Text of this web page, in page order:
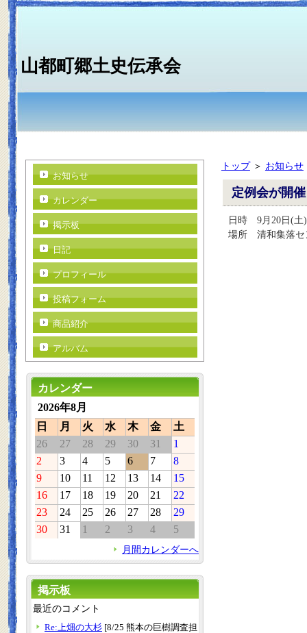
山都町郷土史伝承会
トップ＞ お知らせ
定例会が開
日時 9月20日(土)
場所 清和集落セ
お知らせ
カレンダー
掲示板
日記
プロフィール
投稿フォーム
商品紹介
アルバム
カレンダー
2026年8月
日
月 火 水 木 金
土
26
27 28 29 30 31
1
2
3 4 5 6 7
8
9
10 11 12 13 14
15
16
17 18 19 20 21
22
23
24 25 26 27 28
29
30
31 1 2 3 4 5
月間カレンダーへ
掲示板
最近のコメント
Re:上畑の大杉 [8/25 熊本の巨樹調査担